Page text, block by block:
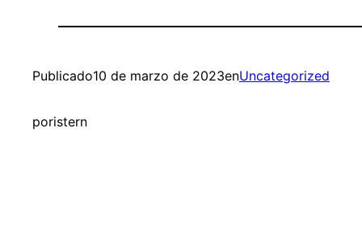
Publicado10 de marzo de 2023enUncategorized
poristern